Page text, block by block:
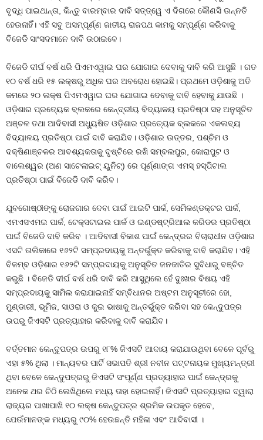
ବୃଦ୍ଧି ପାଇଥାନ୍ତା, କିନ୍ତୁ ବାରମ୍ବାର ଦାବି ସତ୍ତ୍ୱେ ଏ ଦିଗରେ କୌଣସି ଉନ୍ନତି
ହେଉନାହିଁ। ଏହି ସବୁ ଅସମ୍ପୂର୍ଣ୍ଣ ଜାତୀୟ ରାଜପଥ କାମକୁ ସମ୍ପୂର୍ଣ୍ଣ କରିବାକୁ
ବିଜେଡି ସାଂସଦମାନେ ଦାବି ଉଠାଇବେ।
ବିଜେଡି ଦୀର୍ଘ ବର୍ଷ ଧରି ପିଏମଏୱାଇ ଘର ଯୋଗାଇ ଦେବାକୁ ଦାବି କରି ଆସୁଛି । ଗତ
୧୦ ବର୍ଷ ଧରି ୧୫ ଲକ୍ଷରୁ ଅଧିକ ଘର ଅବରୋଧ ହୋଇଛି। ପ୍ରଥମେ ଓଡ଼ିଶାକୁ ଅତି
କମରେ ୨୦ ଲକ୍ଷ ପିଏମଏୱାଇ ଘର ଯୋଗାଇ ଦେବାକୁ ଦାବି ହେବାକୁ ଯାଉଛି ।
ଓଡ଼ିଶାର ପ୍ରତ୍ୟେକ ବ୍ଲକରେ କେନ୍ଦ୍ରୀୟ ବିଦ୍ୟାଳୟ ପ୍ରତିଷ୍ଠା ସହ ଅନୁସୂଚିତ
ଅଞ୍ଚଳ ତଥା ଆଦିବାସୀ ଅଧ୍ୟୁଷିତ ଓଡ଼ିଶାର ପ୍ରତ୍ୟେକ ବ୍ଲକରେ ଏକଲବ୍ୟ
ବିଦ୍ୟାଳୟ ପ୍ରତିଷ୍ଠା ପାଇଁ ଦାବି କରାଯିବ। ଓଡ଼ିଶାର ଉତ୍ତର, ପଶ୍ଚିମ ଓ
ଦକ୍ଷିଣାଞ୍ଚଳର ଆବଶ୍ୟକତାକୁ ଦୃଷ୍ଟିରେ ରଖି ସମ୍ବଲପୁର, କୋରାପୁଟ ଓ
ବାଲେଶ୍ୱର (ଅଣ ସାଟେଲାଇଟ୍ ୟୁନିଟ୍) ରେ ପୂର୍ଣ୍ଣାଙ୍ଗ ଏମସ୍‍ ହସ୍ପିଟାଲ
ପ୍ରତିଷ୍ଠା ପାଇଁ ବିଜେଡି ଦାବି କରିବ।
ଯୁବଗୋଷ୍ଠୀଙ୍କୁ ରୋଜଗାର ଦେବା ପାଇଁ ଆଇଟି ପାର୍କ, ସେମିକଣ୍ଡକ୍ଟର ପାର୍କ,
ଏମଏସଏମଇ ପାର୍କ, ଟେକ୍ସଟାଇଲ ପାର୍କ ଓ ଇଣ୍ଡଷ୍ଟ୍ରିଆଲ କରିଡର ପ୍ରତିଷ୍ଠା
ପାଇଁ ବିଜେଡି ଦାବି କରିବ । ଆଦିବାସୀ ବିକାଶ ପାଇଁ କେନ୍ଦ୍ରର ବିଚାରାଧୀନ ଓଡ଼ିଶାର
ଏସଟି ତାଲିକାରେ ୧୬୨ଟି ସମ୍ପ୍ରଦାୟକୁ ଅନ୍ତର୍ଭୁକ୍ତ କରିବାକୁ ଦାବି କରାଯିବ। ଏହି
ବିଳମ୍ବ ଓଡ଼ିଶାର ୧୬୨ଟି ସମ୍ପ୍ରଦାୟକୁ ଅନୁସୂଚିତ ଜନଜାତିର ସୁବିଧାରୁ ବଞ୍ଚିତ
କରୁଛି । ବିଜେଡି ଦୀର୍ଘ ବର୍ଷ ଧରି ଦାବି କରି ଆସୁଥିଲେ ହେଁ ଦୁଃଖର ବିଷୟ ଏହି
ସମ୍ପ୍ରଦାୟକୁ ସାମିଲ କରାଯାଇନାହିଁ ସମ୍ବିଧାନର ଅଷ୍ଟମ ଅନୁସୂଚୀରେ ହୋ,
ମୁଣ୍ଡାରୀ, ଭୂମିଜ, ସାଓରା ଓ କୁଇ ଭାଷାକୁ ଅନ୍ତର୍ଭୁକ୍ତ କରିବା ସହ କେନ୍ଦୁପତ୍ର
ଉପରୁ ଜିଏସଟି ପ୍ରତ୍ୟାହାର କରିବାକୁ ଦାବି କରାଯିବ।
ବର୍ତ୍ତମାନ କେନ୍ଦୁପତ୍ର ଉପରୁ ୧୮% ଜିଏସଟି ଆଦାୟ କରାଯାଉଥିବା ବେଳେ ପୂର୍ବରୁ
ଏହା ୫% ଥିଲା । ମାନ୍ୟବର ପାର୍ଟି ସଭାପତି ଶ୍ରୀ ନବୀନ ପଟ୍ଟନାୟକ ମୁଖ୍ୟମନ୍ତ୍ରୀ
ଥିବା ବେଳେ କେନ୍ଦୁପତ୍ରରୁ ଜିଏସଟି ସଂପୂର୍ଣ୍ଣ ପ୍ରତ୍ୟାହାର ପାଇଁ କେନ୍ଦ୍ରକୁ
ଅନେକ ଥର ଚିଠି ଲେଖିଥିଲେ ମଧ୍ୟ ତାହା ହୋଇନାହିଁ। ଜିଏସଟି ପ୍ରତ୍ୟାହାର ଦ୍ୱାରା
ରାଜ୍ୟର ପାଖାପାଖି ୧୦ ଲକ୍ଷ କେନ୍ଦୁପତ୍ର ଶ୍ରମିକ ଉପକୃତ ହେବେ,
ଯେଉଁମାନଙ୍କ ମଧ୍ୟରୁ ୯୦% ହେଉଛନ୍ତି ମହିଳା ଏବଂ ଆଦିବାସୀ ।